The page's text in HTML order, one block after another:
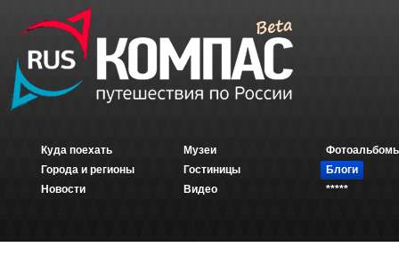
Куда поехать
Города и регионы
Новости
Музеи
Гостиницы
Видео
Блоги
*****